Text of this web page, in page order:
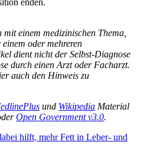
enden.
einem medizinischen Thema,
oder mehreren
dient nicht der Selbst-Diagnose
durch einen Arzt oder Facharzt.
auch den Hinweis zu
und Wikipedia Material
Open Government v3.0.